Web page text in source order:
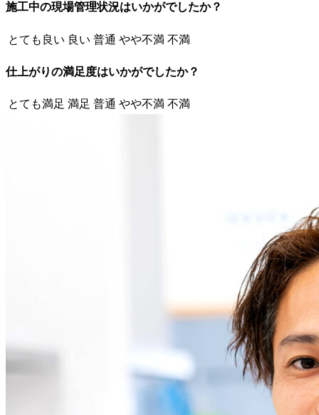
施工中の現場管理状況はいかがでしたか？
とても良い 良い 普通 やや不満 不満
仕上がりの満足度はいかがでしたか？
とても満足 満足 普通 やや不満 不満